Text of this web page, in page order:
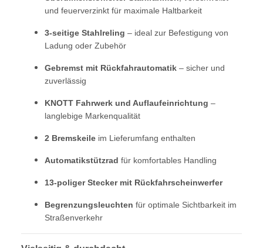
und feuerverzinkt für maximale Haltbarkeit
3-seitige Stahlreling – ideal zur Befestigung von
Ladung oder Zubehör
Gebremst mit Rückfahrautomatik – sicher und
zuverlässig
KNOTT Fahrwerk und Auflaufeinrichtung –
langlebige Markenqualität
2 Bremskeile im Lieferumfang enthalten
Automatikstützrad für komfortables Handling
13-poliger Stecker mit Rückfahrscheinwerfer
Begrenzungsleuchten für optimale Sichtbarkeit im
Straßenverkehr